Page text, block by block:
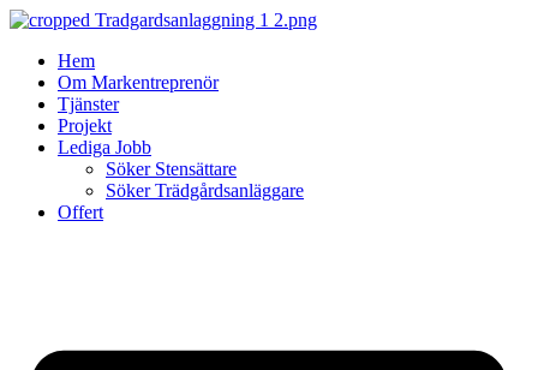
Skip
contentHem
Om Markentreprenör
Tjänster
Projekt
Lediga Jobb
Söker Stensättare
Söker Trädgårdsanläggare
Offert